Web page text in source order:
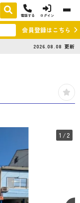
電話する ログイン
会員登録はこちら
2026.08.08 更新
1 /2